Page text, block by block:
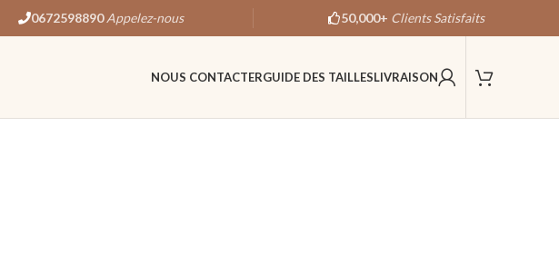
0672598890 Appelez-nous 50,000+ Clients Satisfaits
NOUS CONTACTERGUIDE DES TAILLESLIVRAISON